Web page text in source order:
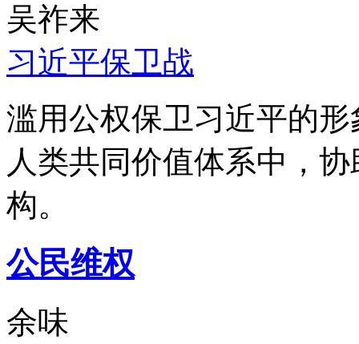
吴祚来
习近平保卫战
滥用公权保卫习近平的
人类共同价值体系中，
构。
公民维权
余味